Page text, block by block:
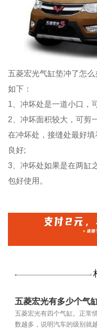
五菱宏光气缸垫冲了怎
如下：
1、冲坏处是一道小口，
2、冲坏面积较大，可剪
在冲坏处，接缝处最好
良好;
3、冲坏处如果是在两缸
包好使用。
五菱宏光有多少个气
五菱宏光有四个气缸。正常
数越多，说明汽车的级别就